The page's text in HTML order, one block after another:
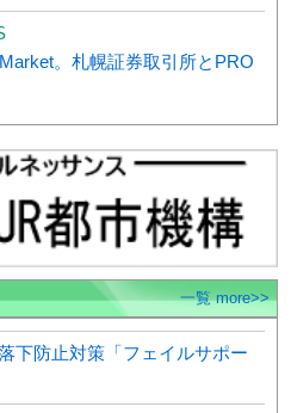
。札幌証券取引所とPRO
一覧 more>>
下防止対策「フェイルサポー